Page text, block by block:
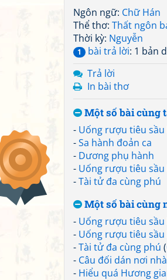
Ngôn ngữ: Chữ Hán
Thể thơ: Thất ngôn
Thời kỳ: Nguyễn
1 bài trả lời: 1 bản
Trả lời
In bài thơ
Một số bài cùng
- Uống rượu tiêu sầu
-Sa hành đoản ca
- Dương phụ hành
- Uống rượu tiêu sầu
-Tài tử đa cùng phú
Một số bài cùng
- Uống rượu tiêu sầu
- Uống rượu tiêu sầu
-Tài tử đa cùng phú (
- Câu đối dán nơi
- Hiểu quá Hương